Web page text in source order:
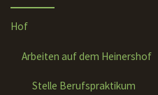
Hof
Arbeiten auf dem Heinershof
Stelle Berufspraktikum